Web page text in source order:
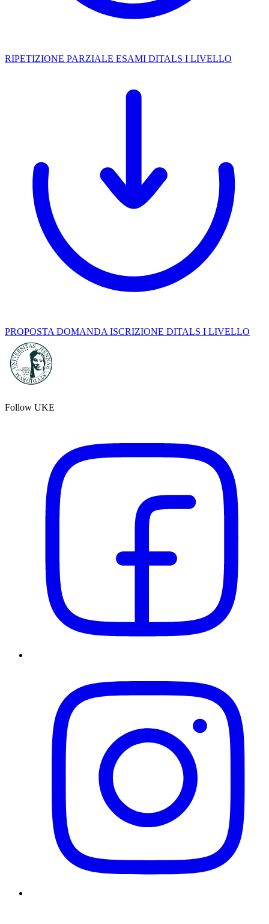
RIPETIZIONE PARZIALE ESAMI DITALS I LIVELLO
PROPOSTA DOMANDA ISCRIZIONE DITALS I LIVELLO
Follow UKE